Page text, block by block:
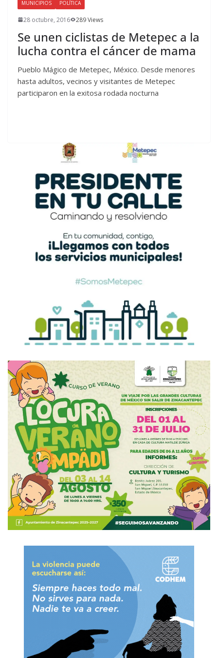
MUNICIPIOS POLÍTICA
28 octubre, 2016 289 Views
Se unen ciclistas de Metepec a la
lucha contra el cáncer de mama
Pueblo Mágico de Metepec, México. Desde menores
hasta adultos, vecinos y visitantes de Metepec
participaron en la exitosa rodada nocturna